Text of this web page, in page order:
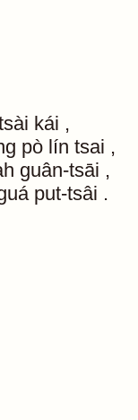
kái ,
pò lín tsai ,
guân-tsāi ,
put-tsâi .